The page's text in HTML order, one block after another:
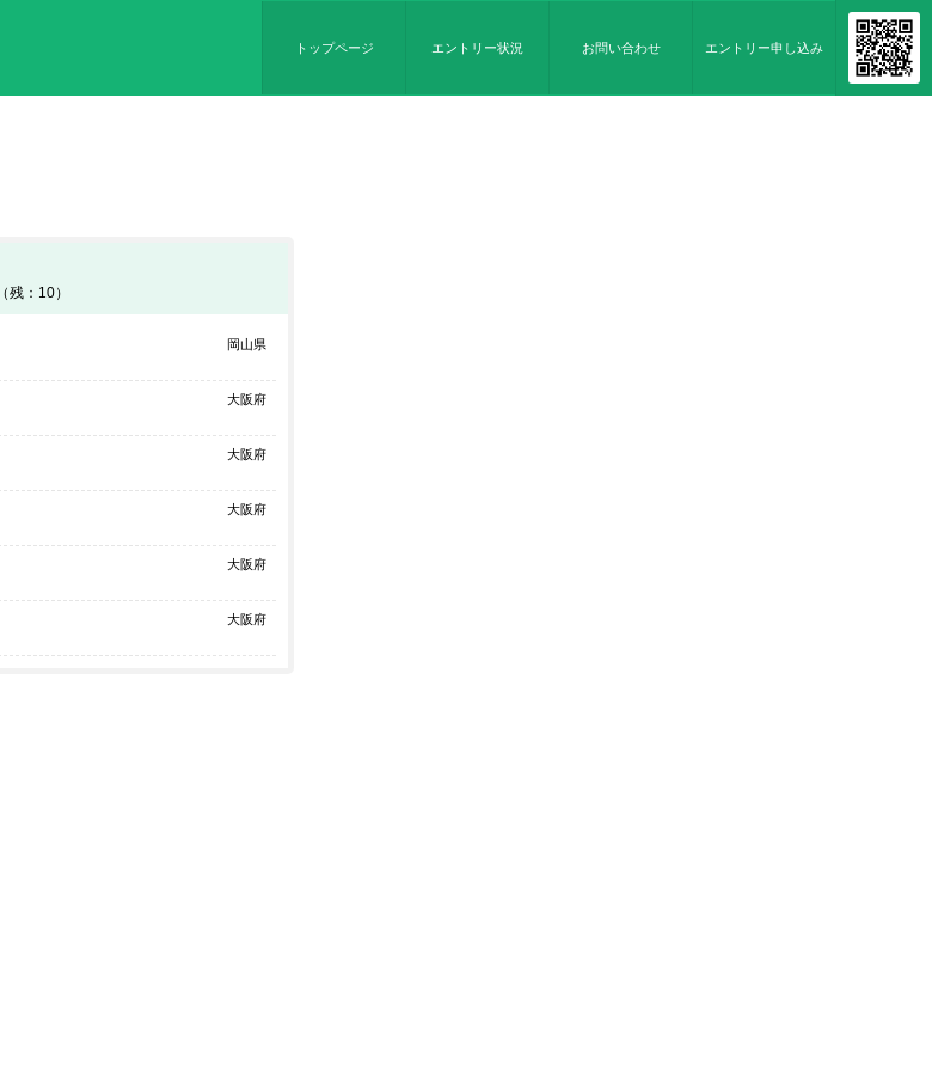
トップページ エントリー状況 お問い合わせ エントリー申し込み
残：10）
岡山県
大阪府
大阪府
大阪府
大阪府
大阪府